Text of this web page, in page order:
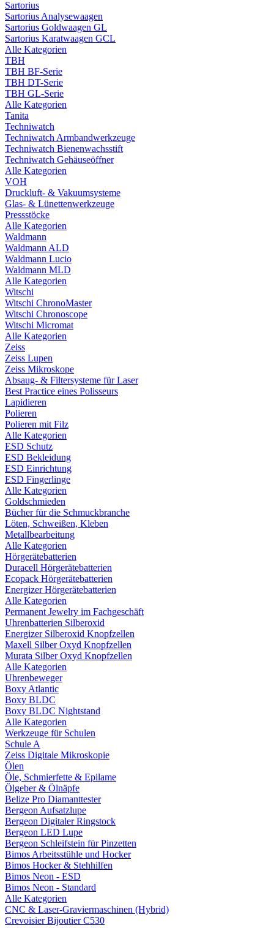
Sartorius
Sartorius Analysewaagen
Sartorius Goldwaagen GL
Sartorius Karatwaagen GCL
Alle Kategorien
TBH
TBH BF-Serie
TBH DT-Serie
TBH GL-Serie
Alle Kategorien
Tanita
Techniwatch
Techniwatch Armbandwerkzeuge
Techniwatch Bienenwachsstift
Techniwatch Gehäuseöffner
Alle Kategorien
VOH
Druckluft- & Vakuumsysteme
Glas- & Lünettenwerkzeuge
Pressstöcke
Alle Kategorien
Waldmann
Waldmann ALD
Waldmann Lucio
Waldmann MLD
Alle Kategorien
Witschi
Witschi ChronoMaster
Witschi Chronoscope
Witschi Micromat
Alle Kategorien
Zeiss
Zeiss Lupen
Zeiss Mikroskope
Absaug- & Filtersysteme für Laser
Best Practice eines Polisseurs
Lapidieren
Polieren
Polieren mit Filz
Alle Kategorien
ESD Schutz
ESD Bekleidung
ESD Einrichtung
ESD Fingerlinge
Alle Kategorien
Goldschmieden
Bücher für die Schmuckbranche
Löten, Schweißen, Kleben
Metallbearbeitung
Alle Kategorien
Hörgerätebatterien
Duracell Hörgerätebatterien
Ecopack Hörgerätebatterien
Energizer Hörgerätebatterien
Alle Kategorien
Permanent Jewelry im Fachgeschäft
Uhrenbatterien Silberoxid
Energizer Silberoxid Knopfzellen
Maxell Silber Oxyd Knopfzellen
Murata Silber Oxyd Knopfzellen
Alle Kategorien
Uhrenbeweger
Boxy Atlantic
Boxy BLDC
Boxy BLDC Nightstand
Alle Kategorien
Werkzeuge für Schulen
Schule A
Zeiss Digitale Mikroskopie
Ölen
Öle, Schmierfette & Epilame
Ölgeber & Ölnäpfe
Belize Pro Diamanttester
Bergeon Aufsatzlupe
Bergeon Digitaler Ringstock
Bergeon LED Lupe
Bergeon Schleifstein für Pinzetten
Bimos Arbeitsstühle und Hocker
Bimos Hocker & Stehhilfen
Bimos Neon - ESD
Bimos Neon - Standard
Alle Kategorien
CNC & Laser-Graviermaschinen (Hybrid)
Crevoisier Bijoutier C530